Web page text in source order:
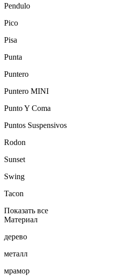
Pendulo
Pico
Pisa
Punta
Puntero
Puntero MINI
Punto Y Coma
Puntos Suspensivos
Rodon
Sunset
Swing
Tacon
Показать все
Материал
дерево
металл
мрамор